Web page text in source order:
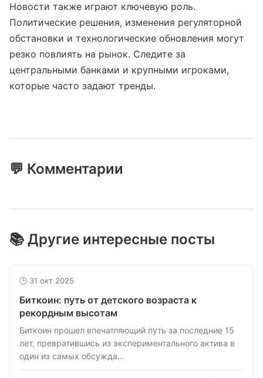
Новости также играют ключевую роль.
Политические решения, изменения регуляторной
обстановки и технологические обновления могут
резко повлиять на рынок. Следите за
центральными банками и крупными игроками,
которые часто задают тренды.
💬 Комментарии
📚 Другие интересные посты
🕒 31 окт 2025
Биткоин: путь от детского возраста к
рекордным высотам
Биткоин прошел впечатляющий путь за последние 15
лет, превратившись из экспериментального актива в
один из самых обсужда...